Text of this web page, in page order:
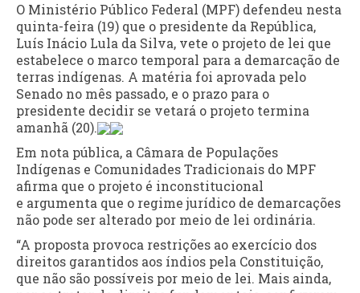
O Ministério Público Federal (MPF) defendeu nesta
quinta-feira (19) que o presidente da República,
Luís Inácio Lula da Silva, vete o projeto de lei que
estabelece o marco temporal para a demarcação de
terras indígenas. A matéria foi aprovada pelo
Senado no mês passado, e o prazo para o
presidente decidir se vetará o projeto termina
amanhã (20).
Em nota pública, a Câmara de Populações
Indígenas e Comunidades Tradicionais do MPF
afirma que o projeto é inconstitucional
e argumenta que o regime jurídico de demarcações
não pode ser alterado por meio de lei ordinária.
“A proposta provoca restrições ao exercício dos
direitos garantidos aos índios pela Constituição,
que não são possíveis por meio de lei. Mais ainda,